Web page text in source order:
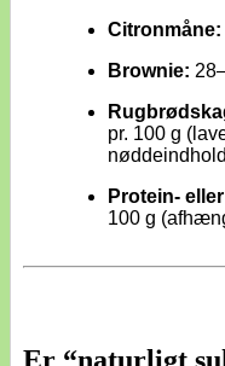
Citronmåne:
Brownie:
pr. 100 g
Protein-
100 g